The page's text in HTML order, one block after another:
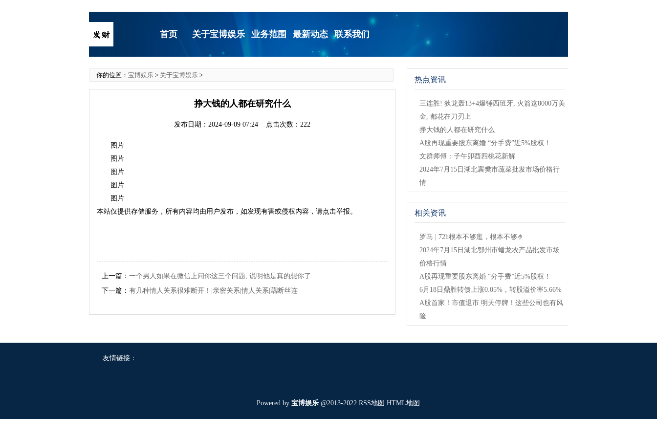
首页 关于宝博娱乐 业务范围 最新动态 联系我们
你的位置： 宝博娱乐 > 关于宝博娱乐 >
挣大钱的人都在研究什么
发布日期：2024-09-09 07:24 点击次数：222
图片
图片
图片
图片
图片
本站仅提供存储服务，所有内容均由用户发布，如发现有害或侵权内容，请点击举报。
上一篇： 一个男人如果在微信上问你这三个问题, 说明他是真的想你了
下一篇： 有几种情人关系很难断开！|亲密关系|情人关系|藕断丝连
热点资讯
三连胜! 狄龙轰13+4爆锤西班牙, 火箭这8000万美
金, 都花在刀刃上
挣大钱的人都在研究什么
A股再现重要股东离婚 “分手费”近5%股权！
文群师傅：​子午卯酉四桃花新解
2024年7月15日湖北襄樊市蔬菜批发市场价格行
情
相关资讯
罗马 | 72h根本不够逛，根本不够🤌
2024年7月15日湖北鄂州市蟠龙农产品批发市场
价格行情
A股再现重要股东离婚 “分手费”近5%股权！
6月18日鼎胜转债上涨0.05%，转股溢价率5.66%
A股首家！市值退市 明天停牌！这些公司也有风
险
友情链接：
Powered by 宝博娱乐 @2013-2022 RSS地图 HTML地图